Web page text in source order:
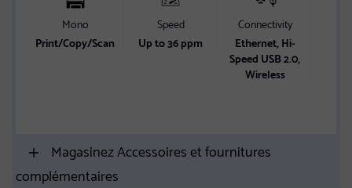
Mono
Print/Copy/Scan
Speed
Up to 36 ppm
Connectivity
Ethernet, Hi-
Speed USB 2.0,
Wireless
Magasinez Accessoires et fournitures
complémentaires